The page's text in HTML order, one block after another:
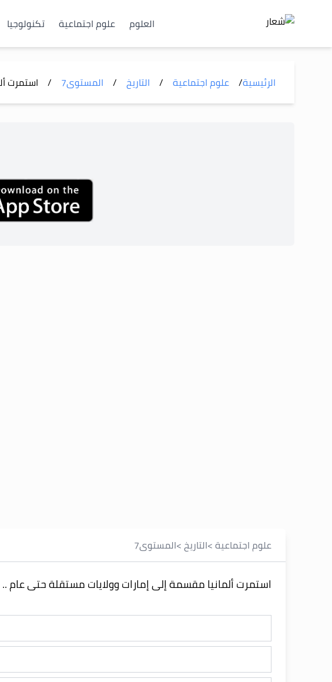
العلوم علوم اجتماعية تكنولوجيا
الرئيسية/ علوم اجتماعية / التاريخ / المستوى7
/ استمرت
علوم اجتماعية>التاريخ>المستوى7
استمرت ألمانيا مقسمة إلى إمارات وولايات مستقلة حتى عام ..